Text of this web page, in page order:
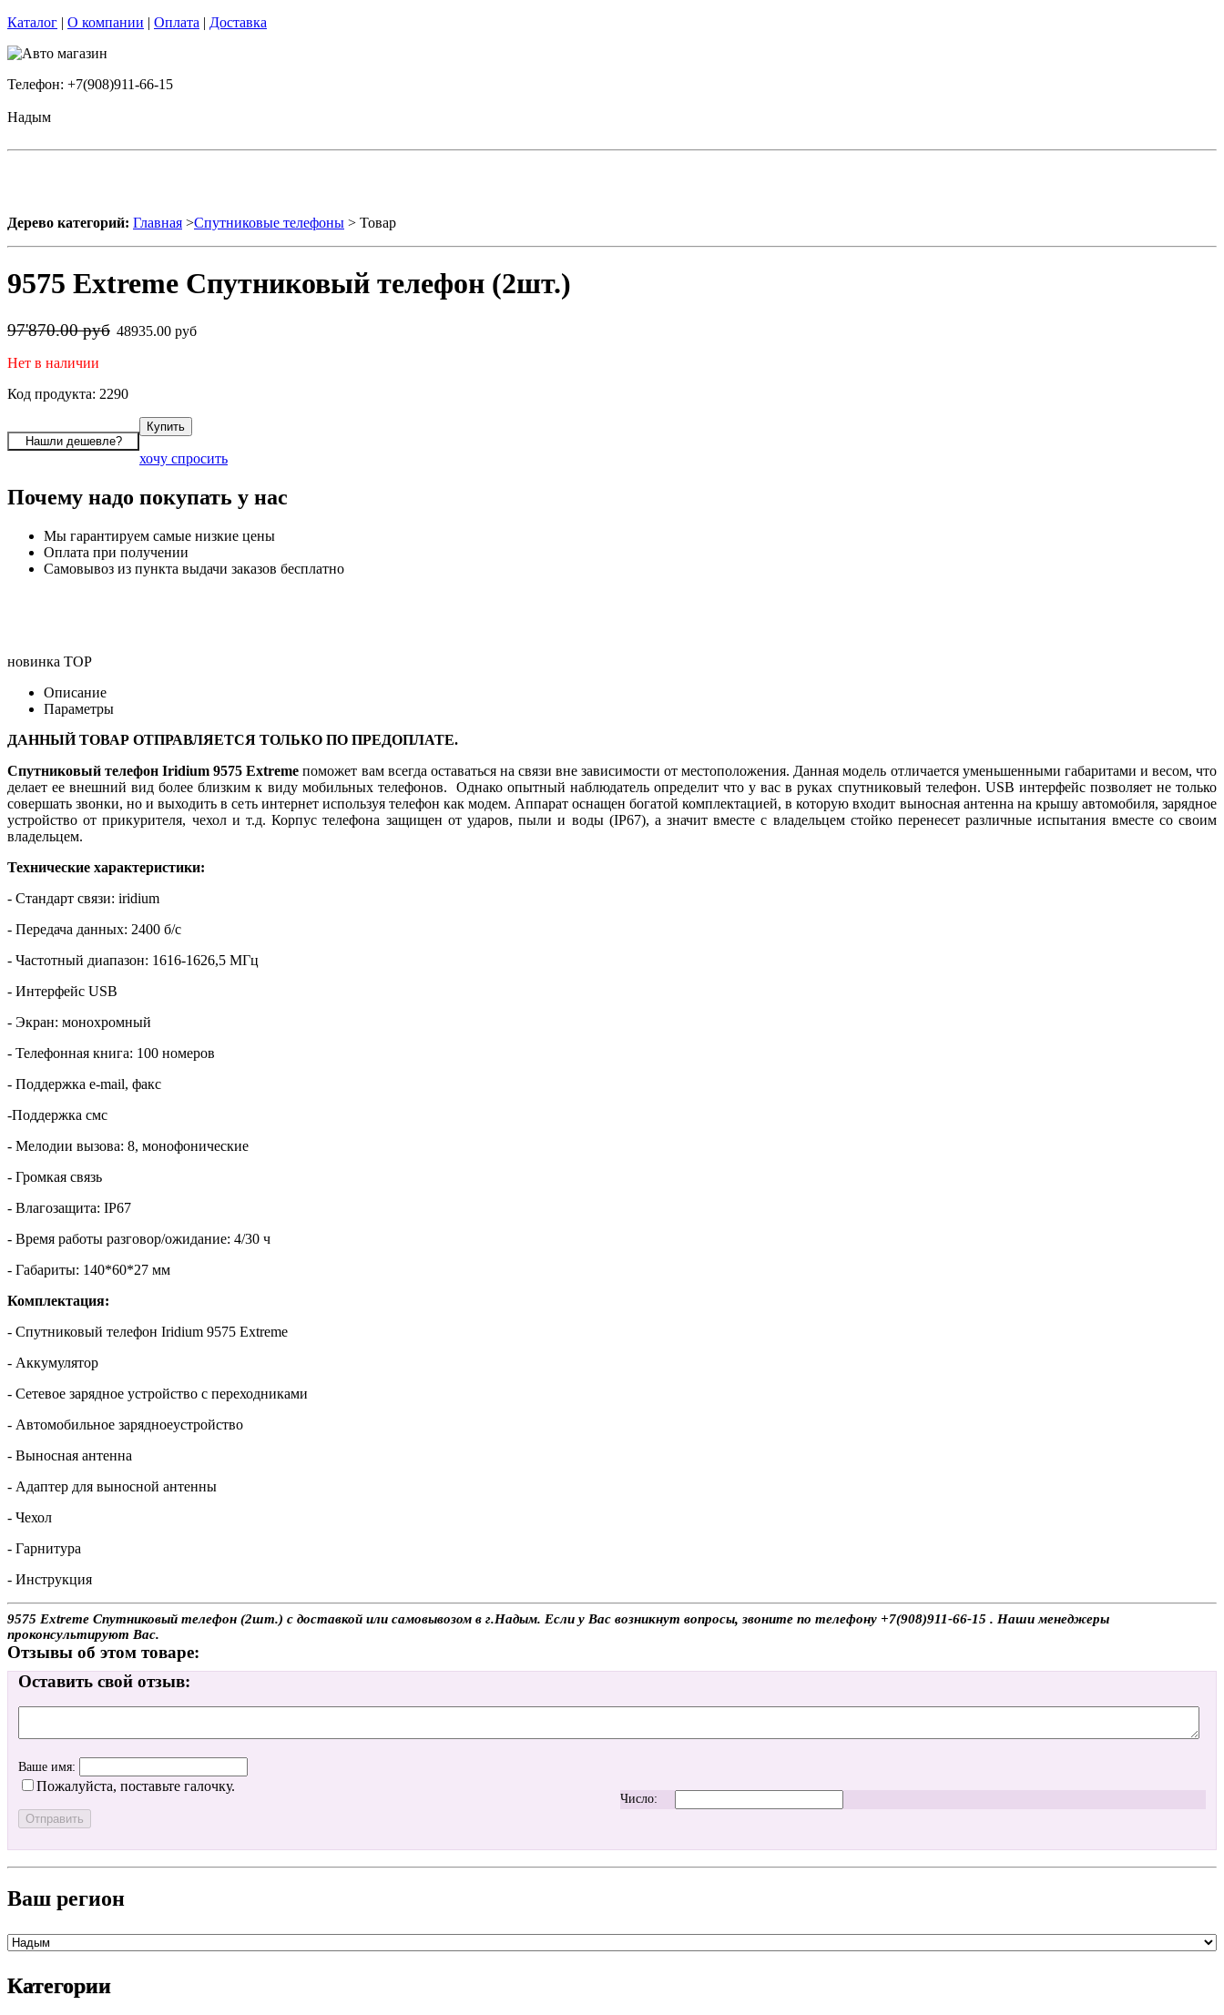
Каталог | О компании | Оплата | Доставка
Телефон: +7(908)911-66-15
Надым
Дерево категорий: Главная >Спутниковые телефоны > Товар
9575 Extreme Спутниковый телефон (2шт.)
97'870.00 руб 48935.00 руб
Нет в наличии
Код продукта: 2290
хочу спросить
Почему надо покупать у нас
Мы гарантируем самые низкие цены
Оплата при получении
Самовывоз из пункта выдачи заказов бесплатно
новинка TOP
Описание
Параметры
ДАННЫЙ ТОВАР ОТПРАВЛЯЕТСЯ ТОЛЬКО ПО ПРЕДОПЛАТЕ.
Спутниковый телефон Iridium 9575 Extreme поможет вам всегда оставаться на связи вне зависимости от местоположения. Данная модель отличается уменьшенными габаритами и весом, что
делает ее внешний вид более близким к виду мобильных телефонов. Однако опытный наблюдатель определит что у вас в руках спутниковый телефон. USB интерфейс позволяет не только
совершать звонки, но и выходить в сеть интернет используя телефон как модем. Аппарат оснащен богатой комплектацией, в которую входит выносная антенна на крышу автомобиля, зарядное
устройство от прикурителя, чехол и т.д. Корпус телефона защищен от ударов, пыли и воды (IP67), а значит вместе с владельцем стойко перенесет различные испытания вместе со своим
владельцем.
Технические характеристики:
- Стандарт связи: iridium
- Передача данных: 2400 б/с
- Частотный диапазон: 1616-1626,5 МГц
- Интерфейс USB
- Экран: монохромный
- Телефонная книга: 100 номеров
- Поддержка e-mail, факс
-Поддержка смс
- Мелодии вызова: 8, монофонические
- Громкая связь
- Влагозащита: IP67
- Время работы разговор/ожидание: 4/30 ч
- Габариты: 140*60*27 мм
Комплектация:
- Спутниковый телефон Iridium 9575 Extreme
- Аккумулятор
- Сетевое зарядное устройство с переходниками
- Автомобильное зарядноеустройство
- Выносная антенна
- Адаптер для выносной антенны
- Чехол
- Гарнитура
- Инструкция
9575 Extreme Спутниковый телефон (2шт.) с доставкой или самовывозом в г.Надым. Если у Вас возникнут вопросы, звоните по телефону +7(908)911-66-15 . Наши менеджеры
проконсультируют Вас.
Отзывы об этом товаре:
Оставить свой отзыв:
Ваше имя:
Пожалуйста, поставьте галочку.
Число:
Ваш регион
Категории